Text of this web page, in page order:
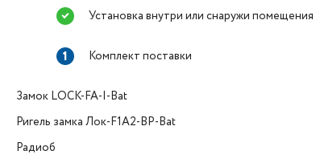
Установка внутри или снаружи
Комплект поставки
Замок LOCK-FA-I-Bat
Ригель замка Лок-F1A2-BP-Bat
Радиоб